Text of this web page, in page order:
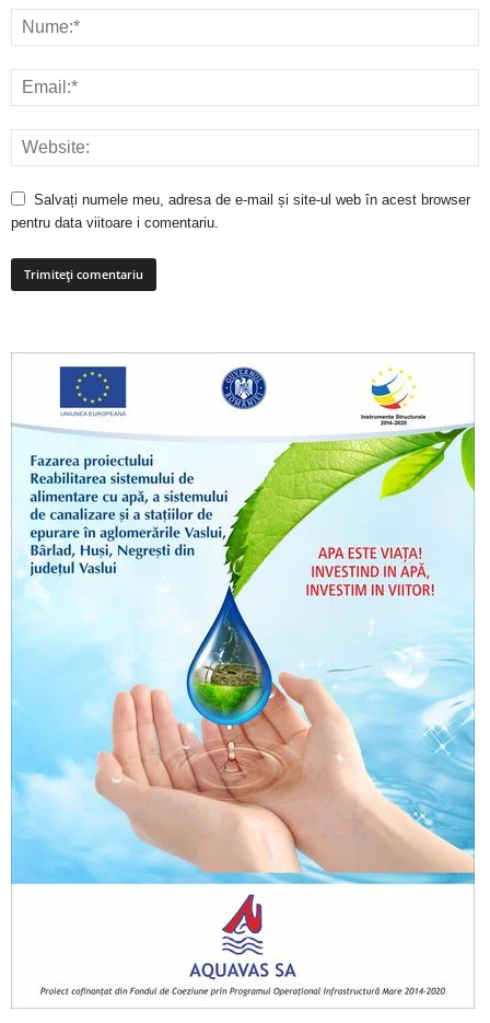
Salvați numele meu, adresa de e-mail și site-ul web în acest browser
pentru data viitoare i comentariu.